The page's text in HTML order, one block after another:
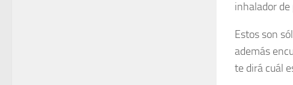
inhalador de
Estos son
además
te dirá cuál